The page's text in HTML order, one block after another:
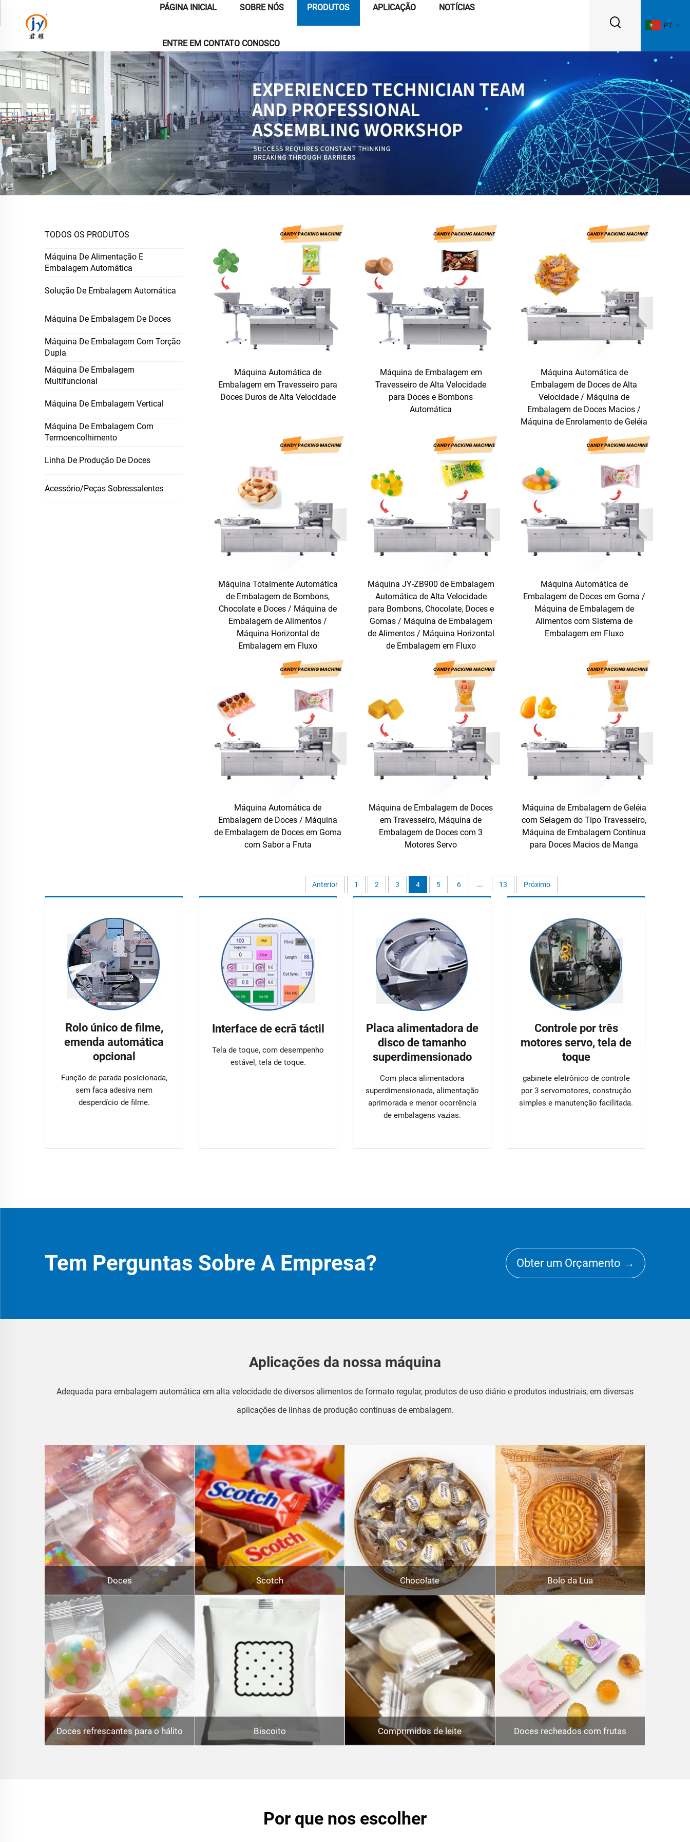
PÁGINA INICIAL SOBRE NÓS PRODUTOS APLICAÇÃO NOTÍCIAS
ENTRE EM CONTATO CONOSCO
PT
TODOS OS PRODUTOS
Máquina De Alimentação E
Embalagem Automática
Solução De Embalagem Automática
Máquina De Embalagem De Doces
Máquina De Embalagem Com Torção
Dupla
Máquina De Embalagem
Multifuncional
Máquina De Embalagem Vertical
Máquina De Embalagem Com
Termoencolhimento
Linha De Produção De Doces
Acessório/Peças Sobressalentes
Máquina Automática de
Embalagem em Travesseiro para
Doces Duros de Alta Velocidade
Máquina de Embalagem em
Travesseiro de Alta Velocidade
para Doces e Bombons
Automática
Máquina Automática de
Embalagem de Doces de Alta
Velocidade / Máquina de
Embalagem de Doces Macios /
Máquina de Enrolamento de Geléia
Máquina Totalmente Automática
de Embalagem de Bombons,
Chocolate e Doces / Máquina de
Embalagem de Alimentos /
Máquina Horizontal de
Embalagem em Fluxo
Máquina JY-ZB900 de Embalagem
Automática de Alta Velocidade
para Bombons, Chocolate, Doces e
Gomas / Máquina de Embalagem
de Alimentos / Máquina Horizontal
de Embalagem em Fluxo
Máquina Automática de
Embalagem de Doces em Goma /
Máquina de Embalagem de
Alimentos com Sistema de
Embalagem em Fluxo
Máquina Automática de
Embalagem de Doces / Máquina
de Embalagem de Doces em Goma
com Sabor a Fruta
Máquina de Embalagem de Doces
em Travesseiro, Máquina de
Embalagem de Doces com 3
Motores Servo
Máquina de Embalagem de Geléia
com Selagem do Tipo Travesseiro,
Máquina de Embalagem Contínua
para Doces Macios de Manga
Anterior 1 2 3 4 5 6 ... 13 Próximo
Rolo único de filme,
emenda automática
opcional
Função de parada posicionada,
sem faca adesiva nem
desperdício de filme.
Interface de ecrã táctil
Tela de toque, com desempenho
estável, tela de toque.
Placa alimentadora de
disco de tamanho
superdimensionado
Com placa alimentadora
superdimensionada, alimentação
aprimorada e menor ocorrência
de embalagens vazias.
Controle por três
motores servo, tela de
toque
gabinete eletrônico de controle
por 3 servomotores, construção
simples e manutenção facilitada.
Tem Perguntas Sobre A Empresa? Obter um Orçamento →
Aplicações da nossa máquina
Adequada para embalagem automática em alta velocidade de diversos alimentos de formato regular, produtos de uso diário e produtos industriais, em diversas
aplicações de linhas de produção contínuas de embalagem.
Doces Scotch Chocolate Bolo da Lua
Doces refrescantes para o hálito Biscoito Comprimidos de leite Doces recheados com frutas
Por que nos escolher